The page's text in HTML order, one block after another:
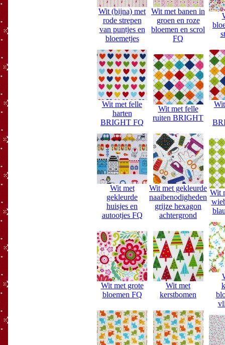
Wit (bijna) met
rode strepen
van puntjes en
bloemetjes
Wit met banen in
groen en roze
bloemen en scrol
FQ
Wit met felle
harten
BRIGHT FQ
Wit met felle
ruiten BRIGHT
Wit met
gekleurde
huisjes en
autootjes FQ
Wit met gekleurde
naaibenodigheden
grijze hexagon
achtergrond
Wit
Wit met grote
bloemen FQ
Wit met
kerstbomen